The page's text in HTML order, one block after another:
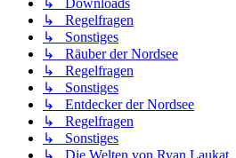
↳ Downloads
↳ Regelfragen
↳ Sonstiges
↳ Räuber der Nordsee
↳ Regelfragen
↳ Sonstiges
↳ Entdecker der Nordsee
↳ Regelfragen
↳ Sonstiges